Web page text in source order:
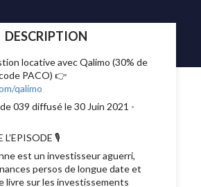
DESCRIPTION
locative avec Qalimo (30% de
PACO) 👉
qalimo
039 diffusé le 30 Juin 2021 -
🎙
est un investisseur aguerri,
persos de longue date et
livre sur les investissements